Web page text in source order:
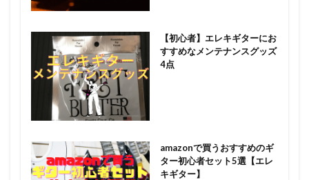
【初心者】エレキギターにお
すすめなメンテナンスグッズ
4点
amazonで買うおすすめのギ
ター初心者セット5選【エレ
キギター】